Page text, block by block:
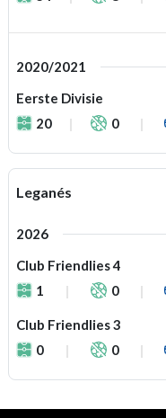
2020/2021
Eerste Divisie
20
0
Leganés
2026
Club Friendlies 4
1
0
Club Friendlies 3
0
0